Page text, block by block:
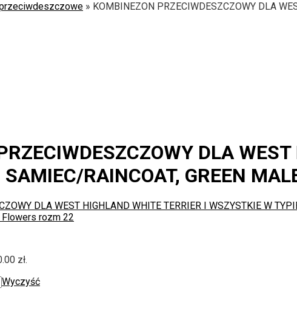
» KOMBINEZON PRZECIWDESZCZOWY DLA
DLA
RAINCOAT, GREEN
DLA WEST HIGHLAND WHITE TERRIER I WSZYSTKIE W
rozm 22
zł.
Wyczyść